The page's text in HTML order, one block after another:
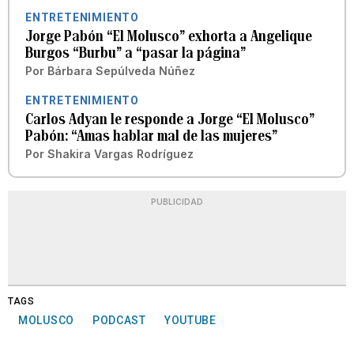
ENTRETENIMIENTO
Jorge Pabón “El Molusco” exhorta a Angelique
Burgos “Burbu” a “pasar la página”
Por Bárbara Sepúlveda Núñez
ENTRETENIMIENTO
Carlos Adyan le responde a Jorge “El Molusco”
Pabón: “Amas hablar mal de las mujeres”
Por Shakira Vargas Rodríguez
PUBLICIDAD
TAGS
MOLUSCO PODCAST YOUTUBE